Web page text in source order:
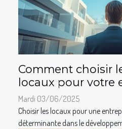
Comment choisir
locaux pour votre
Mardi 03/06/2025
Choisir les locaux pour une
déterminante dans le